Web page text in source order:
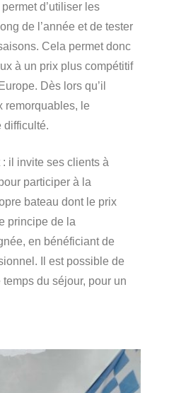
d’utiliser les
de l’année et de tester
Cela permet donc
à un prix plus compétitif
Dès lors qu’il
remorquables, le
difficulté.
il invite ses clients à
participer à la
bateau dont le prix
principe de la
en bénéficiant de
Il est possible de
du séjour, pour un